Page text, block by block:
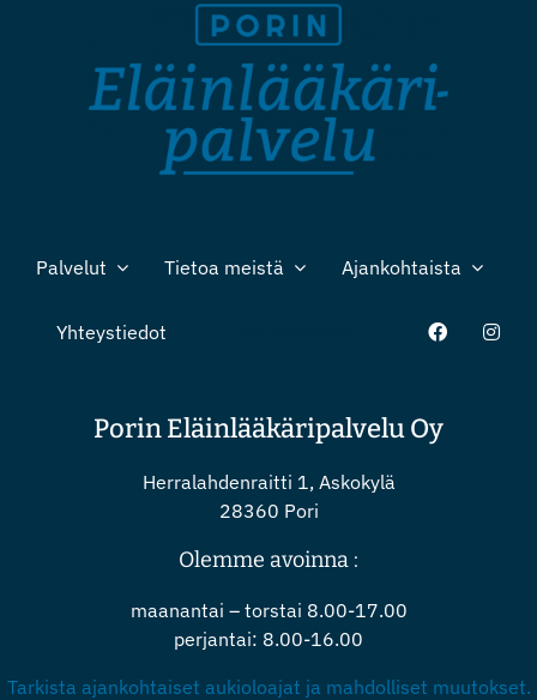
Palvelut Tietoa meistä Ajankohtaista
Yhteystiedot
Porin Eläinlääkäripalvelu Oy
Herralahdenraitti 1, Askokylä
28360 Pori
Olemme avoinna :
maanantai – torstai 8.00-17.00
perjantai: 8.00-16.00
Tarkista ajankohtaiset aukioloajat ja mahdolliset muutokset.